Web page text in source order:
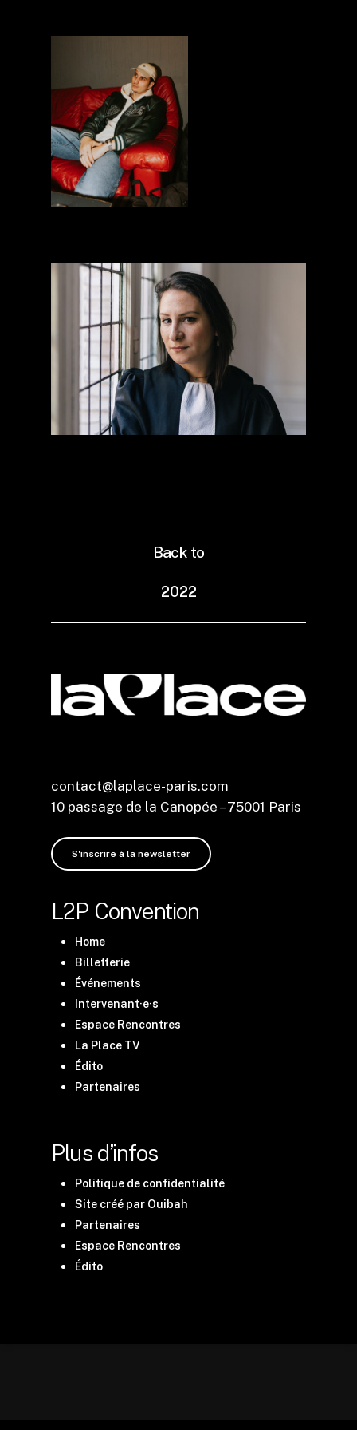
Back to
2022
contact@laplace-paris.com
10 passage de la Canopée – 75001 Paris
S'inscrire à la newsletter
L2P Convention
Home
Billetterie
Événements
Intervenant·e·s
Espace Rencontres
La Place TV
Édito
Partenaires
Plus d’infos
Politique de confidentialité
Site créé par Ouibah
Partenaires
Espace Rencontres
Édito